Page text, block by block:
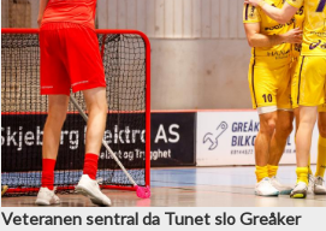
Veteranen sentral da Tunet slo Greåker